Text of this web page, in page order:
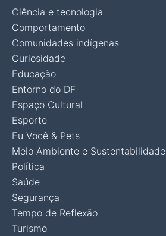
Ciência e tecnologia
Comportamento
Comunidades indígenas
Curiosidade
Educação
Entorno do DF
Espaço Cultural
Esporte
Eu Você & Pets
Meio Ambiente e Sustentabilidade
Política
Saúde
Segurança
Tempo de Reflexão
Turismo